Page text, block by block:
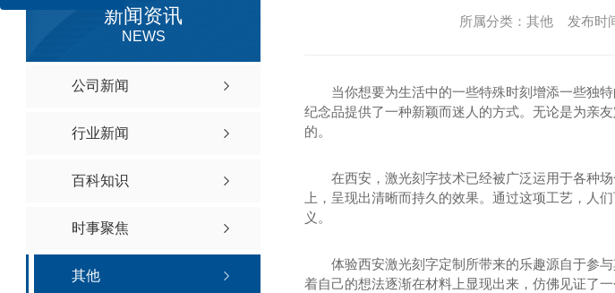
新闻资讯
NEWS
公司新闻
行业新闻
百科知识
时事聚焦
其他
所属分类：其他 发布时
当你想要为生活中的一些特殊时刻增添一些独
纪念品提供了一种新颖而迷人的方式。无论是为亲
的。
在西安，激光刻字技术已经被广泛运用于各种
上，呈现出清晰而持久的效果。通过这项工艺，人
义。
体验西安激光刻字定制所带来的乐趣源自于参
着自己的想法逐渐在材料上显现出来，仿佛见证了